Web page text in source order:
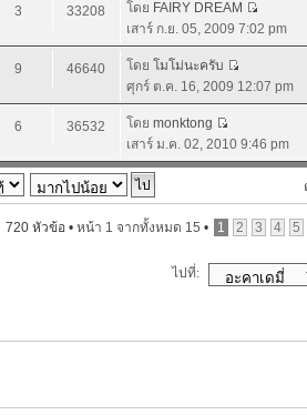
3 33208 โดย FAIRY DREAM
เสาร์ ก.ย. 05, 2009 7:02 pm
9 46640 โดย โมโม่นะครับ
ศุกร์ ต.ค. 16, 2009 12:07 pm
6 36532 โดย monktong
เสาร์ ม.ค. 02, 2010 9:46 pm
720 หัวข้อ • หน้า 1 จากทั้งหมด 15 • 1 2 3 4 5
ไปที่: